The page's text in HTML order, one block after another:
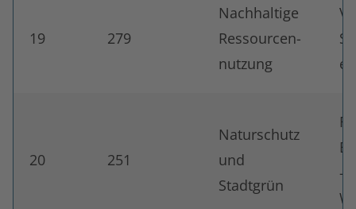
19 279
Nachhaltige
Ressourcen-
nutzung
20 251
Naturschutz
und
Stadtgrün
–